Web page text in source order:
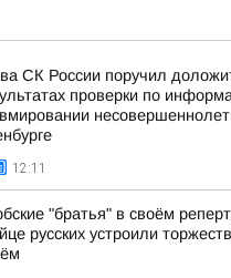
СК России поручил
проверки по
12:11
"братья" в своём
русских устроили